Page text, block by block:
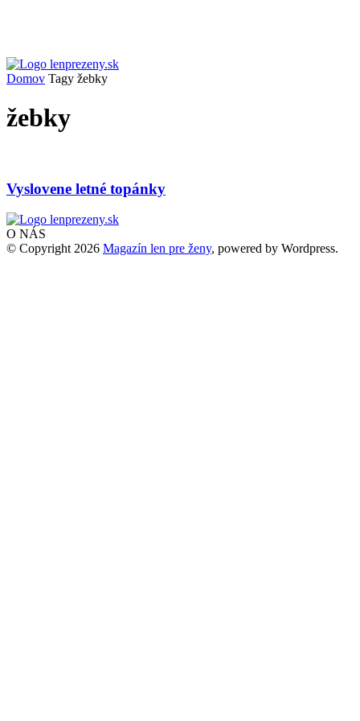
Domov Tagy žebky
žebky
Vyslovene letné topánky
O NÁS
© Copyright 2026 Magazín len pre ženy, powered by Wordpress.